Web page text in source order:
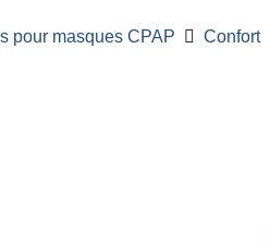
pour masques CPAP Confort